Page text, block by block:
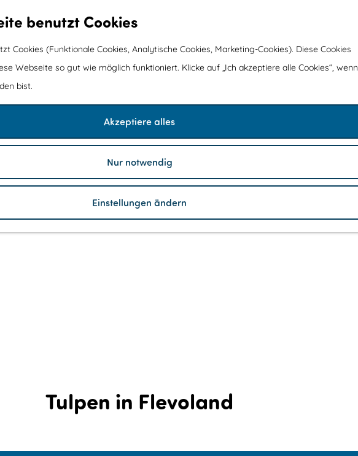
benutzt Cookies
Cookies (Funktionale Cookies, Analytische Cookies, Marketing-Cookies). Diese Cookies
Webseite so gut wie möglich funktioniert. Klicke auf „Ich akzeptiere alle Cookies“, wenn
bist.
Akzeptiere alles
Nur notwendig
Einstellungen ändern
Tulpen in Flevoland